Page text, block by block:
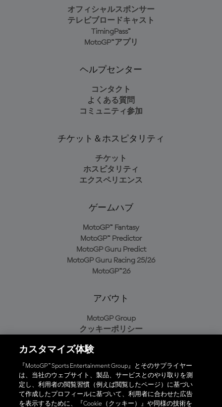
オフィシャルスポンサー
テレビブロードキャスト
TimingPass™
MotoGP™アプリ
ヘルプセンター
コンタクト
よくある質問
コミュニティ参加
チケット＆ホスピタリティ
チケット
ホスピタリティ
エクスペリエンス
ゲームハブ
MotoGP™ Fantasy
MotoGP™ Predictor
MotoGP Guru Predict
MotoGP Guru Racing 25/26
MotoGP™26
アバウト
MotoGP Group
クッキーポリシー
プライバシーポリシー
購入ポリシー
オフィシャルアプリ
カスタマイズ体験
『MotoGP™ Sports Entertainment Group』とそのサプライヤー
は、当社のウェブサイト、製品、サービスとのやり取りを測
定し、利用者の閲覧習慣（例えば閲覧したページ）に基づい
て作成したプロフィールに基づいて、利用者に合わせた広告
を表示するために、『Cookie（クッキー）』や同様の技術を